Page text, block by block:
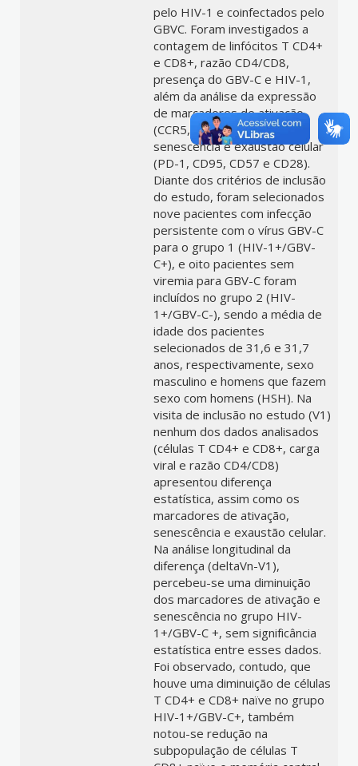
pelo HIV-1 e coinfectados pelo
GBVC. Foram investigados a
contagem de linfócitos T CD4+
e CD8+, razão CD4/CD8,
presença do GBV-C e HIV-1,
além da análise da expressão
de marcadores de ativação
(CCR5, CD38 e HLA-DR),
senescência e exaustão celular
(PD-1, CD95, CD57 e CD28).
Diante dos critérios de inclusão
do estudo, foram selecionados
nove pacientes com infecção
persistente com o vírus GBV-C
para o grupo 1 (HIV-1+/GBV-
C+), e oito pacientes sem
viremia para GBV-C foram
incluídos no grupo 2 (HIV-
1+/GBV-C-), sendo a média de
idade dos pacientes
selecionados de 31,6 e 31,7
anos, respectivamente, sexo
masculino e homens que fazem
sexo com homens (HSH). Na
visita de inclusão no estudo (V1)
nenhum dos dados analisados
(células T CD4+ e CD8+, carga
viral e razão CD4/CD8)
apresentou diferença
estatística, assim como os
marcadores de ativação,
senescência e exaustão celular.
Na análise longitudinal da
diferença (deltaVn-V1),
percebeu-se uma diminuição
dos marcadores de ativação e
senescência no grupo HIV-
1+/GBV-C +, sem significância
estatística entre esses dados.
Foi observado, contudo, que
houve uma diminuição de células
T CD4+ e CD8+ naïve no grupo
HIV-1+/GBV-C+, também
notou-se redução na
subpopulação de células T